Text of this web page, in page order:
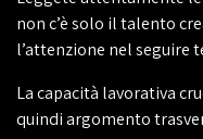
non c’è solo il talento
l’attenzione nel seguire
La capacità lavorativa
quindi argomento